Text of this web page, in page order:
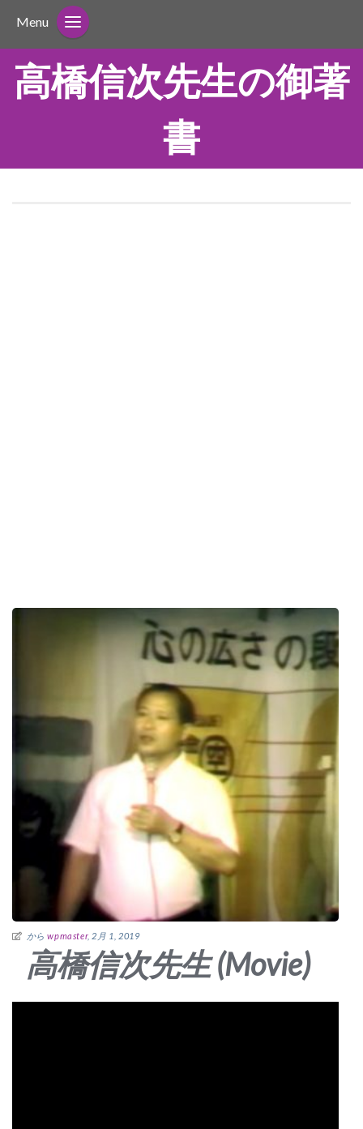
Menu
高橋信次先生の御著
書
からwpmaster, 2月 1, 2019
高橋信次先生 (Movie)